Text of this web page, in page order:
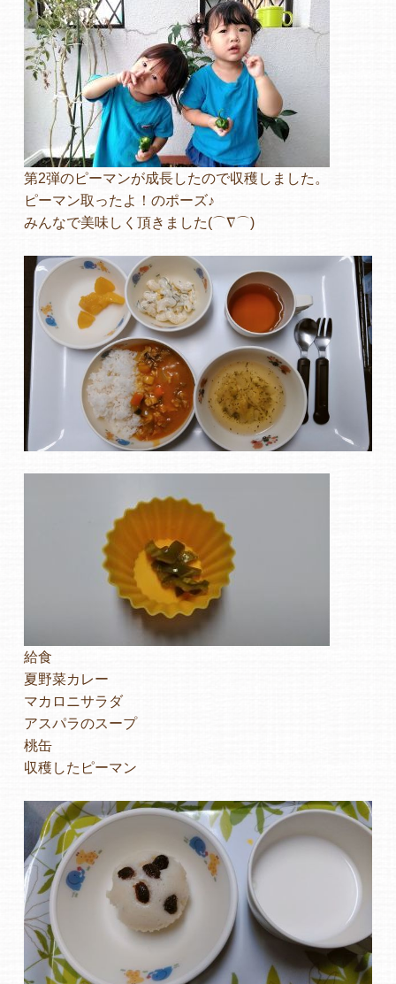
ヒーローズにしのみや保育園
ヒーローズ旭保育園
キッズ１ハート旭保育所
園の様子
お知らせ
第2弾のピーマンが成長したので収穫しました。
ピーマン取ったよ！のポーズ♪
みんなで美味しく頂きました(⌒∇⌒)
給食
夏野菜カレー
マカロニサラダ
アスパラのスープ
桃缶
収穫したピーマン